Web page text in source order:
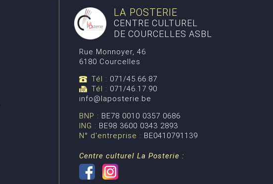
LA POSTERIE
CENTRE CULTUREL
DE COURCELLES ASBL
Rue Monnoyer, 46
6180 Courcelles
Tél : 071/45.66.87
Tél : 071/46.17.90
info@laposterie.be
BNP : BE78 0010 0357 0686
ING : BE98 3600 0343 2893
N° d'entreprise : BE0410791139
Centre culturel La Posterie :